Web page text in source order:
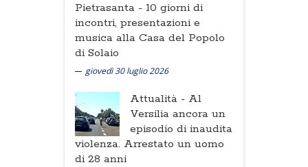
Pietrasanta - 10 giorni di
incontri, presentazioni e
musica alla Casa del Popolo
di Solaio
giovedì 30 luglio 2026
Attualità - Al
Versilia ancora un
episodio di inaudita
violenza. Arrestato un uomo
di 28 anni